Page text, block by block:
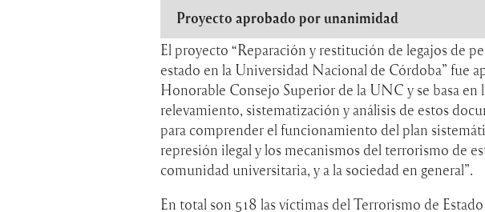
Proyecto aprobado por unanimidad
El proyecto “Reparación y restitución de legajos de
estado en la Universidad Nacional de Córdoba” fue
Honorable Consejo Superior de la UNC y se basa en
relevamiento, sistematización y análisis de estos
para comprender el funcionamiento del plan
represión ilegal y los mecanismos del terrorismo de
comunidad universitaria, y a la sociedad en general”.
En total son 518 las víctimas del Terrorismo de